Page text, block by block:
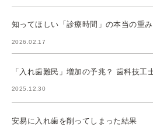
知ってほしい「診療時間」の本当の重み
2026.02.17
「入れ歯難民」増加の予兆？ 歯科技工
2025.12.30
安易に入れ歯を削ってしまった結果